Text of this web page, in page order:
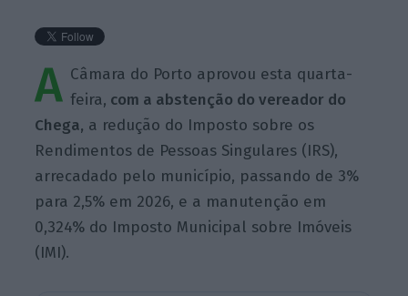
A Câmara do Porto aprovou esta quarta-
feira, com a abstenção do vereador do
Chega, a redução do Imposto sobre os
Rendimentos de Pessoas Singulares (IRS),
arrecadado pelo município, passando de 3%
para 2,5% em 2026, e a manutenção em
0,324% do Imposto Municipal sobre Imóveis
(IMI).